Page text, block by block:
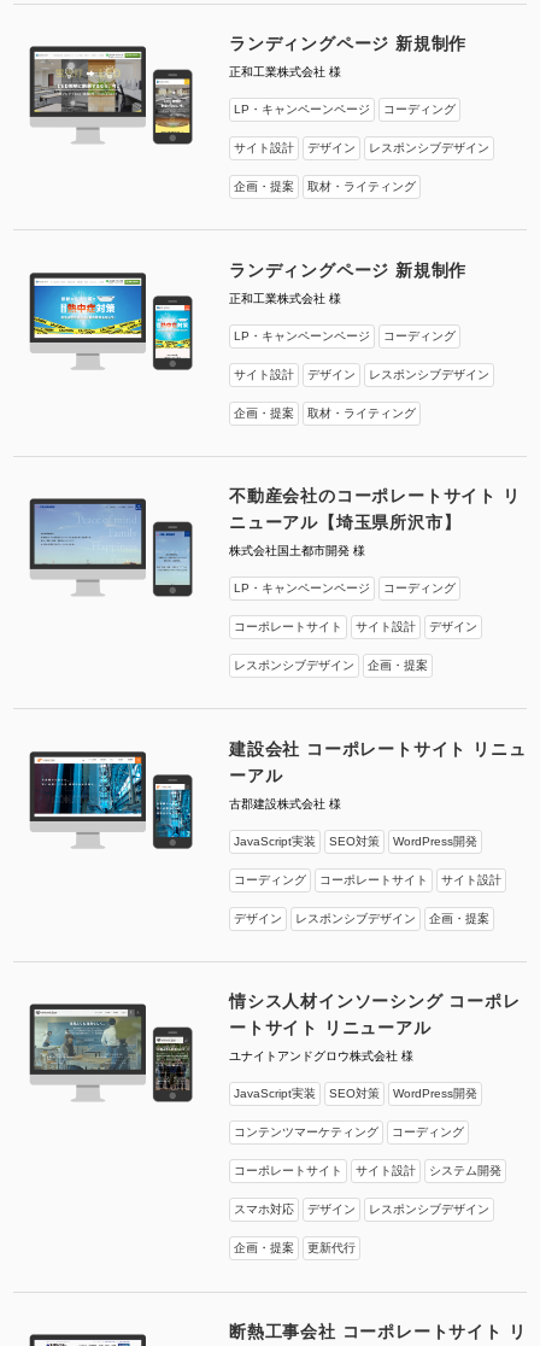
ランディングページ 新規制作
正和工業株式会社 様
LP・キャンペーンページ コーディング
サイト設計 デザイン レスポンシブデザイン
企画・提案 取材・ライティング
ランディングページ 新規制作
正和工業株式会社 様
LP・キャンペーンページ コーディング
サイト設計 デザイン レスポンシブデザイン
企画・提案 取材・ライティング
不動産会社のコーポレートサイト リ
ニューアル【埼玉県所沢市】
株式会社国土都市開発 様
LP・キャンペーンページ コーディング
コーポレートサイト サイト設計 デザイン
レスポンシブデザイン 企画・提案
建設会社 コーポレートサイト リニュ
ーアル
古郡建設株式会社 様
JavaScript実装 SEO対策 WordPress開発
コーディング コーポレートサイト サイト設計
デザイン レスポンシブデザイン 企画・提案
情シス人材インソーシング コーポレ
ートサイト リニューアル
ユナイトアンドグロウ株式会社 様
JavaScript実装 SEO対策 WordPress開発
コンテンツマーケティング コーディング
コーポレートサイト サイト設計 システム開発
スマホ対応 デザイン レスポンシブデザイン
企画・提案 更新代行
断熱工事会社 コーポレートサイト リ